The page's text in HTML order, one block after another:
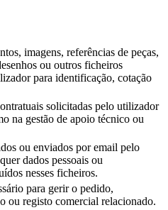
imagens, referências de peças,
ou outros ficheiros
para identificação, cotação
solicitadas pelo utilizador
na gestão de apoio técnico ou
ou enviados por email pelo
dados pessoais ou
nesses ficheiros.
para gerir o pedido,
ou registo comercial relacionado.